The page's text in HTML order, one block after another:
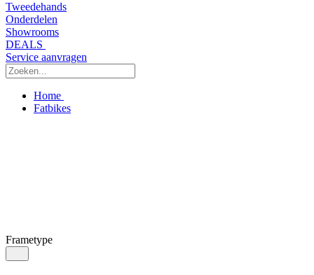
Tweedehands
Onderdelen
Showrooms
DEALS
Service aanvragen
Home
Fatbikes
Frametype